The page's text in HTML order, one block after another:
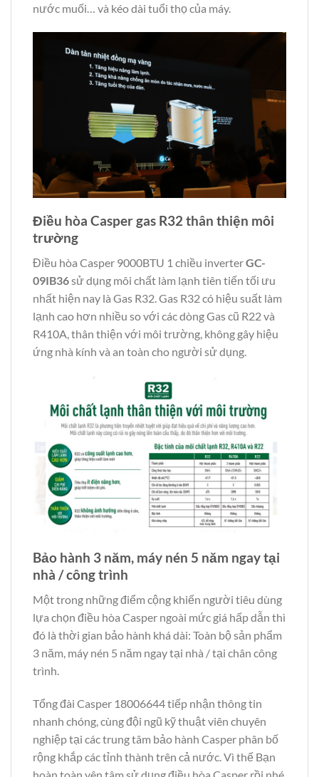
nước muối… và kéo dài tuổi thọ của máy.
Điều hòa Casper gas R32 thân thiện môi
trường
Điều hòa Casper 9000BTU 1 chiều inverterGC-
09IB36sử dụng môi chất làm lạnh tiên tiến tối ưu
nhất hiện nay là Gas R32. Gas R32 có hiệu suất làm
lạnh cao hơn nhiều so với các dòng Gas cũ R22 và
R410A, thân thiện với môi trường, không gây hiệu
ứng nhà kính và an toàn cho người sử dụng.
Bảo hành 3 năm, máy nén 5 năm ngay tại
nhà / công trình
Một trong những điểm cộng khiến người tiêu dùng
lựa chọn điều hòa Casper ngoài mức giá hấp dẫn thì
đó là thời gian bảo hành khá dài: Toàn bộ sản phẩm
3 năm, máy nén 5 năm ngay tại nhà / tại chân công
trình.
Tổng đài Casper 18006644 tiếp nhận thông tin
nhanh chóng, cùng đội ngũ kỹ thuật viên chuyên
nghiệp tại các trung tâm bảo hành Casper phân bố
rộng khắp các tỉnh thành trên cả nước. Vì thế Bạn
hoàn toàn yên tâm sử dụng điều hòa Casper rồi nhé.